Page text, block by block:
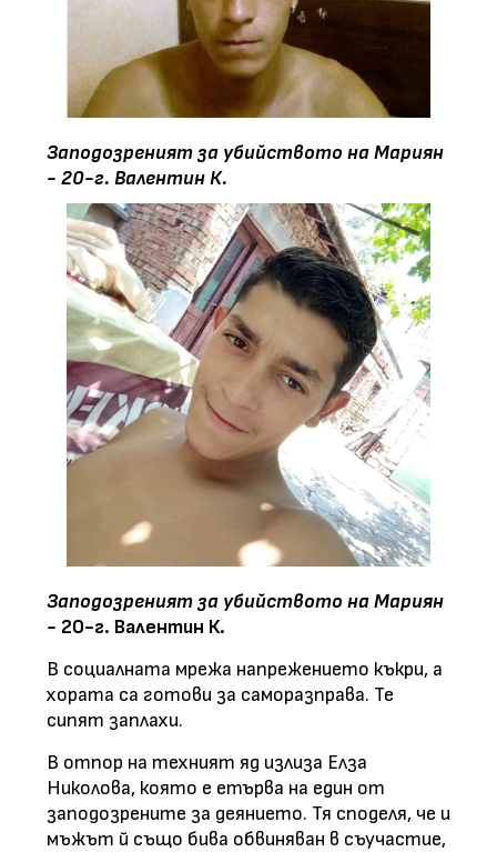
Заподозреният за убийството на Мариян
- 20-г. Валентин К.
Заподозреният за убийството на Мариян
- 20-г. Валентин К.
В социалната мрежа напрежението къкри, а
хората са готови за саморазправа. Те
сипят заплахи.
В отпор на техният яд излиза Елза
Николова, която е етърва на един от
заподозрените за деянието. Тя споделя, че и
мъжът й също бива обвиняван в съучастие,